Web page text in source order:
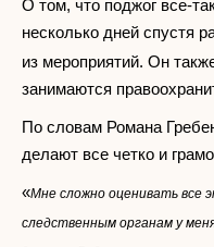
О том, что поджог все-
несколько дней спустя
из мероприятий. Он
занимаются
По словам Романа
делают все четко и
«Мне сложно оценивать все
следственным органам у